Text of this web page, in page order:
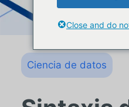
Ciencia de datos
Close and do